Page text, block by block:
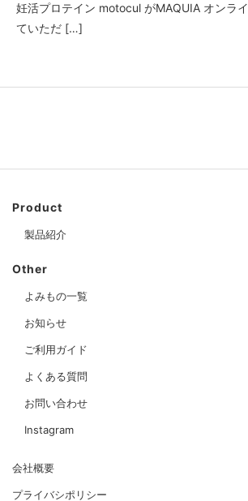
妊活プロテイン motocul がMAQUIA オンラ
ていただ […]
Product
製品紹介
Other
よみもの一覧
お知らせ
ご利用ガイド
よくある質問
お問い合わせ
Instagram
会社概要
プライバシポリシー